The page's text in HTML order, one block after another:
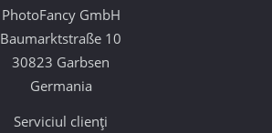
PhotoFancy GmbH
Baumarktstraße 10
30823 Garbsen
Germania
Serviciul clienți